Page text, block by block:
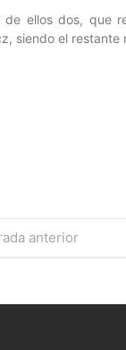
de ellos dos, que
siendo el
anterior